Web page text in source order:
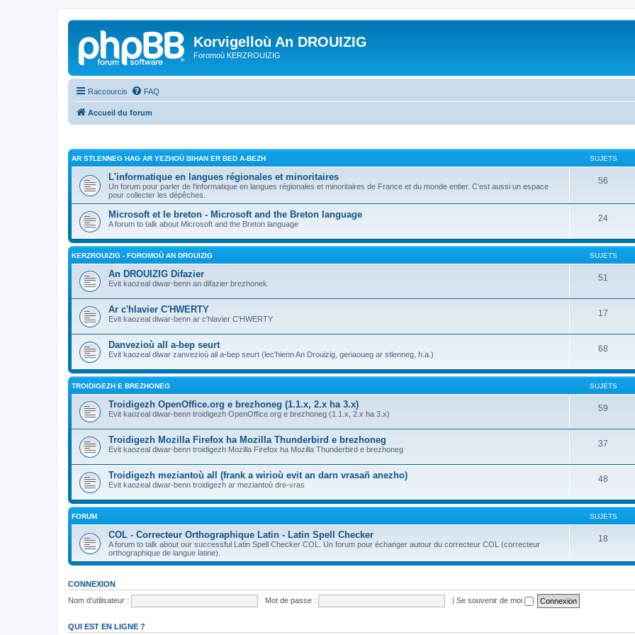
Korvigelloù An DROUIZIG
Foromoù KERZROUIZIG
Raccourcis FAQ
Accueil du forum
AR STLENNEG HAG AR YEZHOÙ BIHAN ER BED A-BEZH SUJETS
L'informatique en langues régionales et minoritaires
Un forum pour parler de l'informatique en langues régionales et minoritaires de France et du monde entier. C'est aussi un espace
pour collecter les dépêches.
56
Microsoft et le breton - Microsoft and the Breton language
A forum to talk about Microsoft and the Breton language
24
KERZROUIZIG - FOROMOÙ AN DROUIZIG SUJETS
An DROUIZIG Difazier
Evit kaozeal diwar-benn an difazier brezhonek
51
Ar c'hlavier C'HWERTY
Evit kaozeal diwar-benn ar c'hlavier C'HWERTY
17
Danvezioù all a-bep seurt
Evit kaozeal diwar zanvezioù all a-bep seurt (lec'hienn An Drouizig, geriaoueg ar stlenneg, h.a.)
68
TROIDIGEZH E BREZHONEG SUJETS
Troidigezh OpenOffice.org e brezhoneg (1.1.x, 2.x ha 3.x)
Evit kaozeal diwar-benn troidigezh OpenOffice.org e brezhoneg (1.1.x, 2.x ha 3.x)
59
Troidigezh Mozilla Firefox ha Mozilla Thunderbird e brezhoneg
Evit kaozeal diwar-benn troidigezh Mozilla Firefox ha Mozilla Thunderbird e brezhoneg
37
Troidigezh meziantoù all (frank a wirioù evit an darn vrasañ anezho)
Evit kaozeal diwar-benn troidigezh ar meziantoù dre-vras
48
FORUM SUJETS
COL - Correcteur Orthographique Latin - Latin Spell Checker
A forum to talk about our successful Latin Spell Checker COL. Un forum pour échanger autour du correcteur COL (correcteur
orthographique de langue latine).
18
CONNEXION
Nom d’utilisateur :
Mot de passe : | Se souvenir de moi
QUI EST EN LIGNE ?